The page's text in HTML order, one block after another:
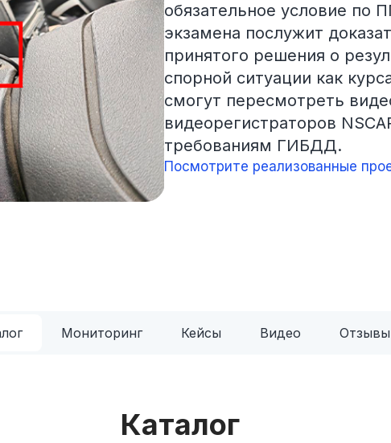
обязательное условие по
экзамена послужит
принятого решения о
спорной ситуации как
смогут пересмотреть
видеорегистраторов
требованиям ГИБДД.
Посмотрите реализованные
Мониторинг Кейсы Видео Отзывы
Каталог